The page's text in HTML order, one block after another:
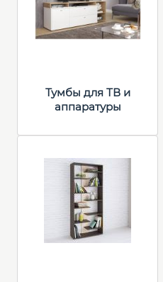
Тумбы для ТВ и
аппаратуры